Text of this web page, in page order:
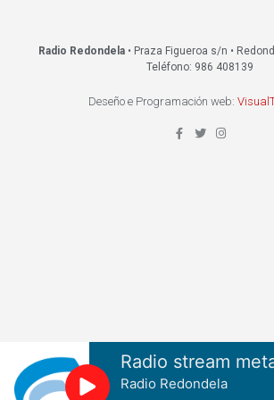
Radio Redondela• Praza Figueroa s/n •
Teléfono: 986 408139
Deseño e Programación web:
Radio Redondela